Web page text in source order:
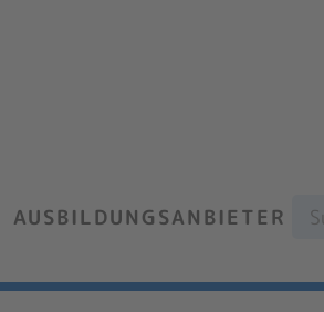
AUSBILDUNGSANBIETER